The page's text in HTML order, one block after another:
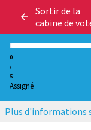
Sortir de la
cabine de
0
/
5
Assigné
Plus d'informations